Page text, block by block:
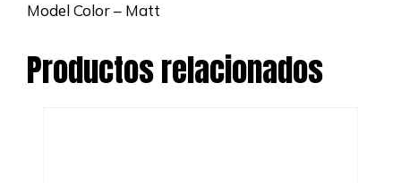
Model Color – Matt
Productos relacionados